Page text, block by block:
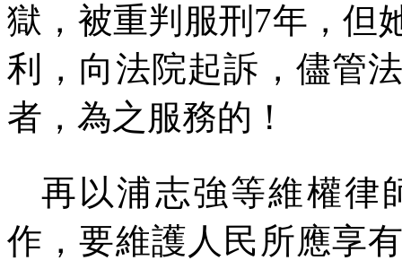
獄，被重判服刑 7年，但
利，向法院起訴，儘管
者，為之服務的！
再以浦志強等維權律
作，要維護人民所應享